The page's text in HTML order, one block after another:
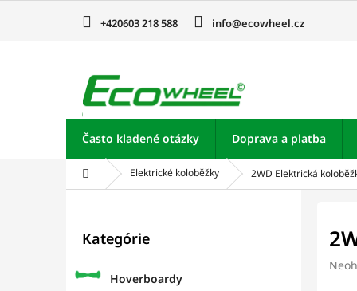
+420603 218 588 info@ecowheel.cz
Často kladené otázky Doprava a platba
Domov Elektrické koloběžky 2WD Elektrická
kategórie
Kategórie
Hoverboardy